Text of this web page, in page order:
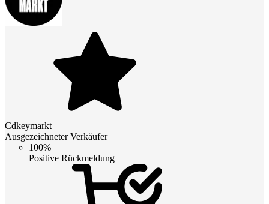
Cdkeymarkt
Ausgezeichneter Verkäufer
100%
Positive Rückmeldung